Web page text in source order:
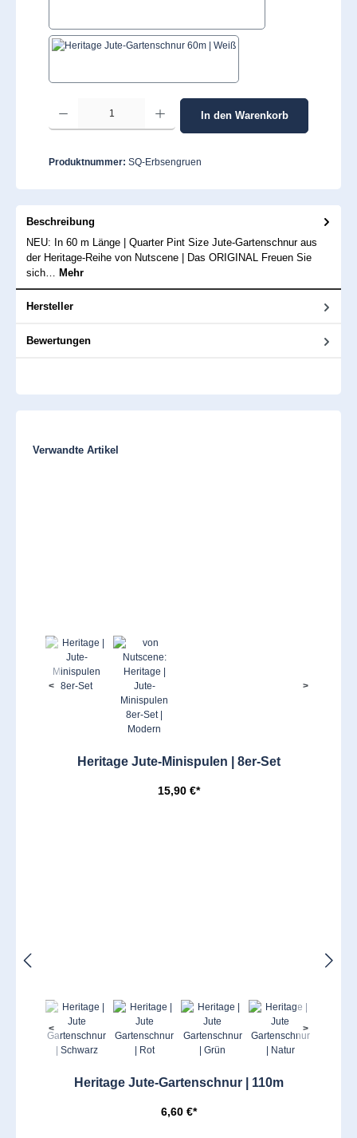
Produkt Anzahl: Gib den gewünschten Wert ein oder benutze die Schaltflächen
In den Warenkorb
Produktnummer: SQ-Erbsengruen
Beschreibung
NEU: In 60 m Länge | Quarter Pint Size Jute-Gartenschnur aus
der Heritage-Reihe von Nutscene | Das ORIGINAL Freuen Sie
sich… Mehr
Hersteller
Bewertungen
Produktgalerie überspringen
Verwandte Artikel
< >
Heritage Jute-Minispulen | 8er-Set
15,90 €*
< >
Heritage Jute-Gartenschnur | 110m
6,60 €*